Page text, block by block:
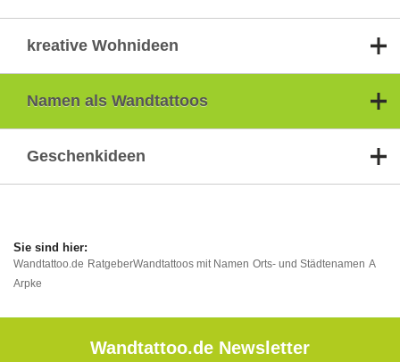
kreative Wohnideen
Namen als Wandtattoos
Geschenkideen
Wandtattoo.de RatgeberWandtattoos mit Namen Orts- und Städtenamen A
Arpke
Wandtattoo.de Newsletter